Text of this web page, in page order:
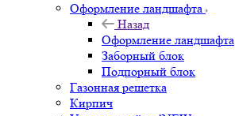
Оформление ландшафта
Назад
Оформление ландшафта
Заборный блок
Подпорный блок
Газонная решетка
Кирпич